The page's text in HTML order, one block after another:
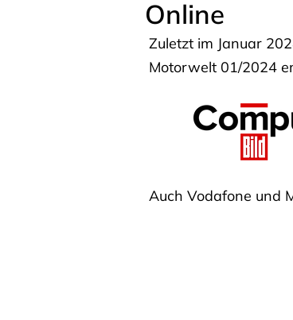
Online
Zuletzt im Januar
Motorwelt 01/2024
Auch Vodafone und